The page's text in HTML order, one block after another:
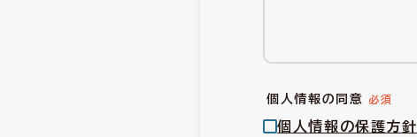
個人情報の同意
個人情報の保護方針